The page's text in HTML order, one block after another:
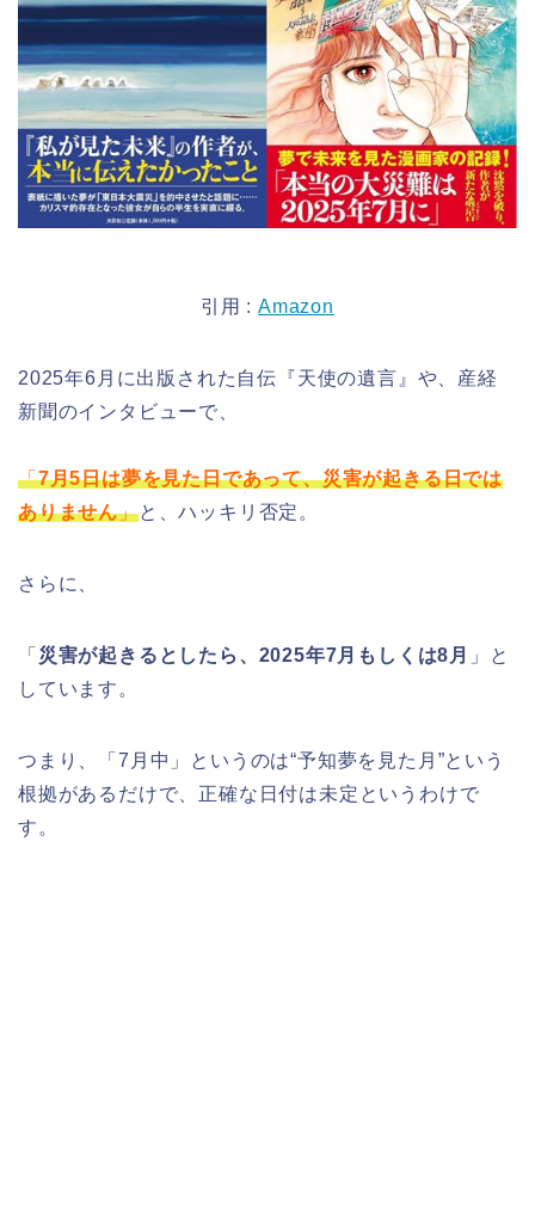
引用 :Amazon
2025年6月に出版された自伝『天使の遺言』や、産経
新聞のインタビューで、
「7月5日は夢を見た日であって、災害が起きる日では
ありません」と、ハッキリ否定。
さらに、
「 災害が起きるとしたら、2025年7月もしくは8月
」と
しています。
つまり、「7月中」というのは“予知夢を見た月”という
根拠があるだけで、正確な日付は未定というわけで
す。